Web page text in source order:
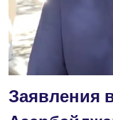
Заявления